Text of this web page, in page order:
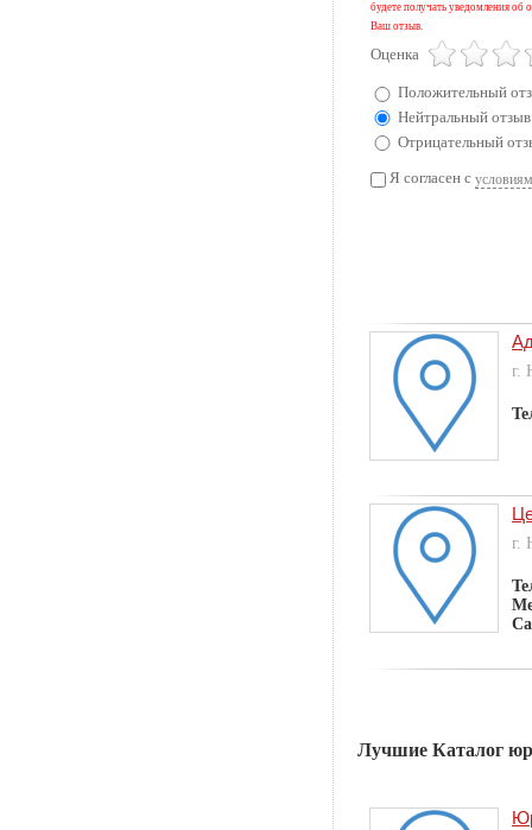
будете получать уведомления об
Ваш отзыв.
Оценка
Положительный
Нейтральный отзыв
Отрицательный
Я согласен с
г.
г.
Лучшие Каталог